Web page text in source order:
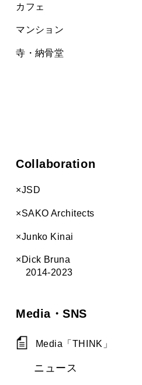
カフェ
マンション
寺・納骨堂
Collaboration
×JSD
×SAKO Architects
×Junko Kinai
×Dick Bruna
2014-2023
Media・SNS
Media「THINK」
ニュース